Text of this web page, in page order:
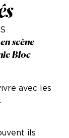
scène
Bloc
avec les
ils